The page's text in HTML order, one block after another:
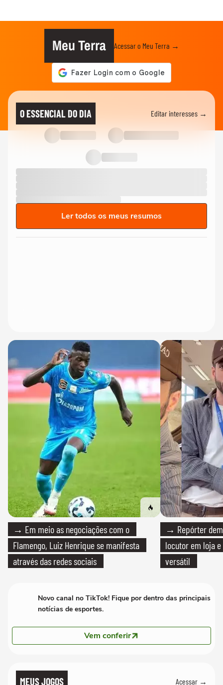
Meu Terra Acessar o Meu Terra →
O ESSENCIAL DO DIA Editar interesses →
Ler todos os meus resumos
→ Em meio as negociações com o
Flamengo, Luiz Henrique se manifesta
através das redes sociais
→ Repórter
locutor em loja
versátil
Novo canal no TikTok! Fique por dentro das principais
notícias de esportes.
Vem conferir
MEUS JOGOS Acessar →